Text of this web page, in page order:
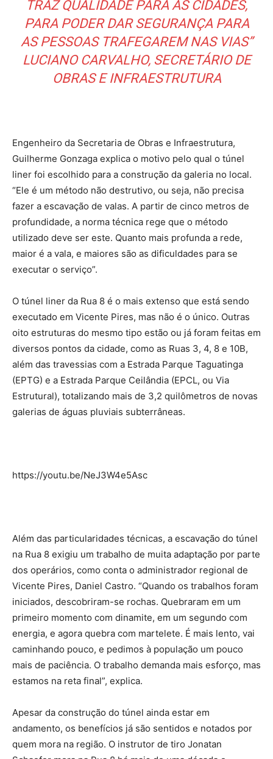
TRAZ QUALIDADE PARA AS CIDADES,
PARA PODER DAR SEGURANÇA PARA
AS PESSOAS TRAFEGAREM NAS VIAS”
LUCIANO CARVALHO, SECRETÁRIO DE
OBRAS E INFRAESTRUTURA
Engenheiro da Secretaria de Obras e Infraestrutura,
Guilherme Gonzaga explica o motivo pelo qual o túnel
liner foi escolhido para a construção da galeria no local.
“Ele é um método não destrutivo, ou seja, não precisa
fazer a escavação de valas. A partir de cinco metros de
profundidade, a norma técnica rege que o método
utilizado deve ser este. Quanto mais profunda a rede,
maior é a vala, e maiores são as dificuldades para se
executar o serviço”.
O túnel liner da Rua 8 é o mais extenso que está sendo
executado em Vicente Pires, mas não é o único. Outras
oito estruturas do mesmo tipo estão ou já foram feitas em
diversos pontos da cidade, como as Ruas 3, 4, 8 e 10B,
além das travessias com a Estrada Parque Taguatinga
(EPTG) e a Estrada Parque Ceilândia (EPCL, ou Via
Estrutural), totalizando mais de 3,2 quilômetros de novas
galerias de águas pluviais subterrâneas.
https://youtu.be/NeJ3W4e5Asc
Além das particularidades técnicas, a escavação do túnel
na Rua 8 exigiu um trabalho de muita adaptação por parte
dos operários, como conta o administrador regional de
Vicente Pires, Daniel Castro. “Quando os trabalhos foram
iniciados, descobriram-se rochas. Quebraram em um
primeiro momento com dinamite, em um segundo com
energia, e agora quebra com martelete. É mais lento, vai
caminhando pouco, e pedimos à população um pouco
mais de paciência. O trabalho demanda mais esforço, mas
estamos na reta final”, explica.
Apesar da construção do túnel ainda estar em
andamento, os benefícios já são sentidos e notados por
quem mora na região. O instrutor de tiro Jonatan